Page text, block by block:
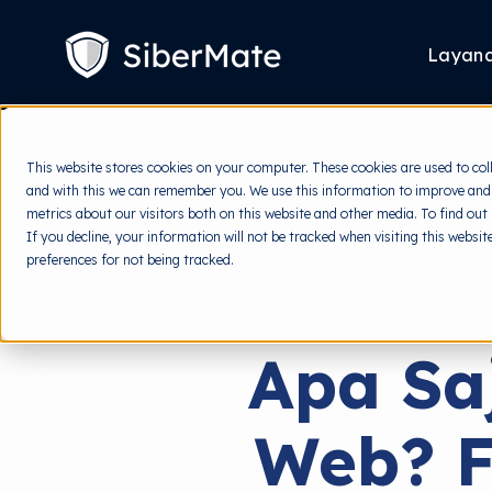
This website stores cookies on your computer. These cookies are used to
and with this we can remember you. We use this information to improve
metrics about our visitors both on this website and other media. To find
If you decline, your information will not be tracked when visiting this
preferences for not being tracked.
CONTENT
Apa
Web?